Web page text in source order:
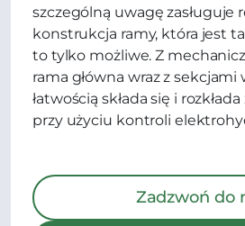
szczególną uwagę zasługuje
konstrukcja ramy, która jest
to tylko możliwe. Z
rama główna wraz z
łatwością składa się i
przy użyciu kontroli
Zadzwoń do